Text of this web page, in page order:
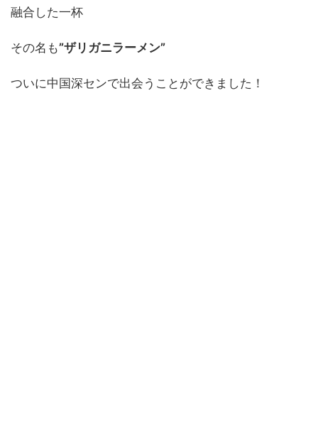
融合した一杯
その名も”ザリガニラーメン”
ついに中国深センで出会うことができました！